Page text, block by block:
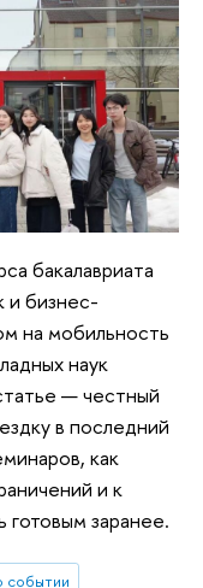
бакалавриата
и бизнес-
на мобильность
наук
— честный
в последний
как
и к
заранее.
событии